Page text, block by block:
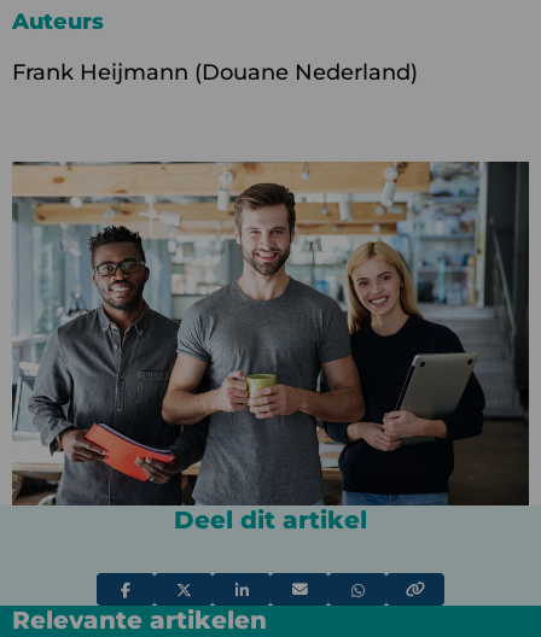
Auteurs
Frank Heijmann (Douane Nederland)
Deel dit artikel
Deel
via
Deel
via
Deel
via
Deel
Deel
Relevante artikelen